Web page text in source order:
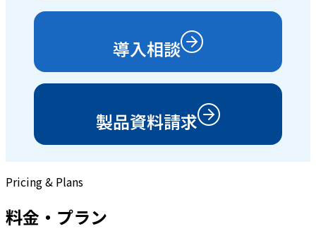
導入相談
製品資料請求
Pricing & Plans
料金・プラン